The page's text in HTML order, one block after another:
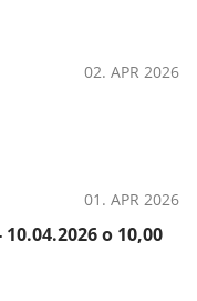
02. APR 2026
01. APR 2026
o 10,00